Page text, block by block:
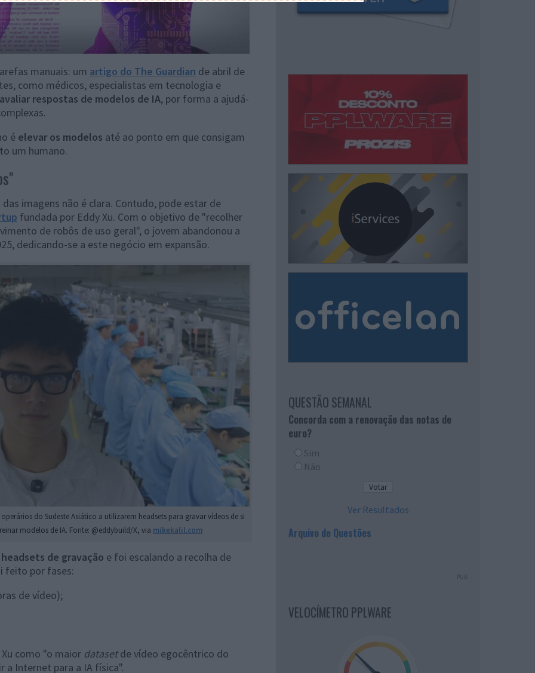
manuais: um artigo do The Guardian de abril de
como médicos, especialistas em tecnologia e
respostas de modelos de IA, por forma a ajudá-
é elevar os modelos até ao ponto em que consigam
um humano.
imagens não é clara. Contudo, pode estar de
fundada por Eddy Xu. Com o objetivo de "recolher
de robôs de uso geral", o jovem abandonou a
dedicando-se a este negócio em expansão.
do Sudeste Asiático a utilizarem headsets para gravar vídeos de si
modelos de IA. Fonte: @eddybuild/X, via mikekalil.com
de gravação e foi escalando a recolha de
feito por fases:
de vídeo);
como "o maior datasetde vídeo egocêntrico do
a Internet para a IA física".
QUESTÃO SEMANAL
Concorda com a renovação das notas de
euro?
Sim
Não
Ver Resultados
Arquivo de Questões
PUB
VELOCÍMETRO PPLWARE